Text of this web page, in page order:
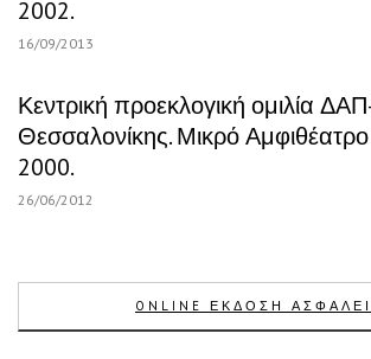
2002.
16/09/2013
Κεντρική προεκλογική ομιλία
Θεσσαλονίκης. Μικρό
2000.
26/06/2012
ONLINE ΕΚΔΟΣΗ